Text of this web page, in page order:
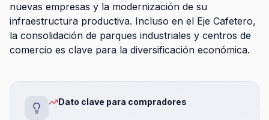
nuevas empresas y la modernización de su
infraestructura productiva. Incluso en el Eje Cafetero,
la consolidación de parques industriales y centros de
comercio es clave para la diversificación económica.
Dato clave para compradores